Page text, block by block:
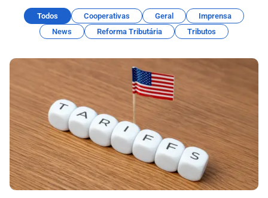
Cooperativas Geral
Imprensa
News
Reforma Tributária Tributos
Todos